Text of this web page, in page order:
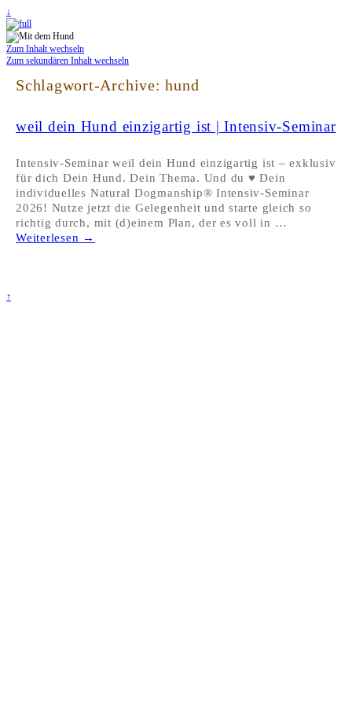
↓
Zum Inhalt wechseln
Zum sekundären Inhalt wechseln
Schlagwort-Archive:hund
weil dein Hund einzigartig ist | Intensiv-Seminar
Intensiv-Seminar weil dein Hund einzigartig ist – exklusiv
für dich Dein Hund. Dein Thema. Und du ♥ Dein
individuelles Natural Dogmanship® Intensiv-Seminar
2026! Nutze jetzt die Gelegenheit und starte gleich so
richtig durch, mit (d)einem Plan, der es voll in …
Weiterlesen →
↑